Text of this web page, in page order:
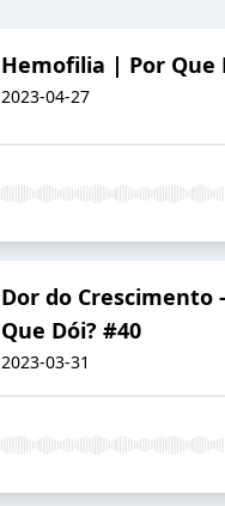
Hemofilia | Por Que
2023-04-27
Dor do Crescimento
Que Dói? #40
2023-03-31